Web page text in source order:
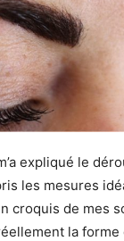
expliqué le
les mesures
croquis de mes
la forme